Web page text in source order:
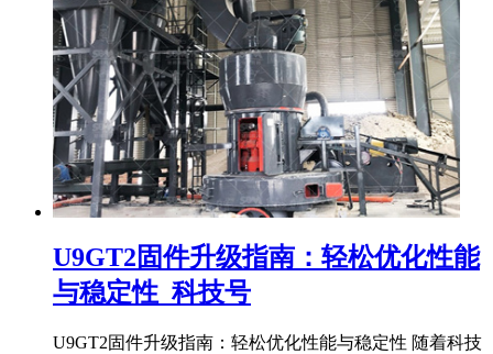
U9GT2固件升级指南：轻松优化性能
与稳定性_科技号
U9GT2固件升级指南：轻松优化性能与稳定性 随着科技